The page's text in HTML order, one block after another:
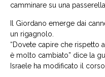
camminare su una
Il Giordano emerge dai
un rigagnolo.
“Dovete capire che rispetto
è molto cambiato” dice la
Israele ha modificato il corso